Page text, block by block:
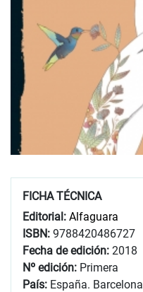
FICHA TÉCNICA
Editorial: Alfaguara
ISBN: 9788420486727
Fecha de edición: 2018
Nº edición: Primera
País: España. Barcelona